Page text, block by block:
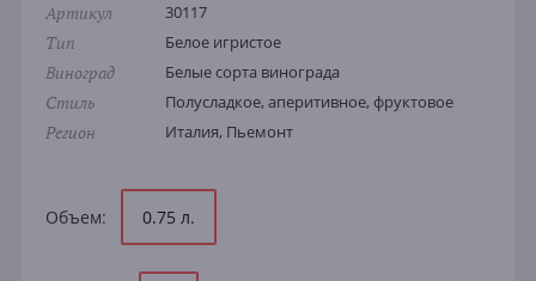
Артикул 30117
Тип Белое игристое
Виноград Белые сорта винограда
Стиль Полусладкое, аперитивное, фруктовое
Регион Италия, Пьемонт
Объем: 0.75 л.